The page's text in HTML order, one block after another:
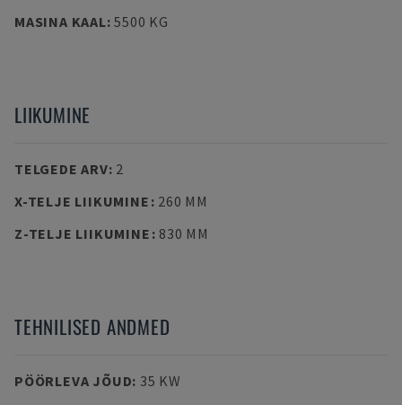
MASINA KAAL:5500 KG
LIIKUMINE
TELGEDE ARV: 2
X-TELJE LIIKUMINE : 260 MM
Z-TELJE LIIKUMINE : 830 MM
TEHNILISED ANDMED
PÖÖRLEVA JÕUD: 35 KW